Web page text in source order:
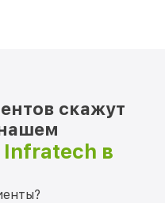
скажут
Infratech в